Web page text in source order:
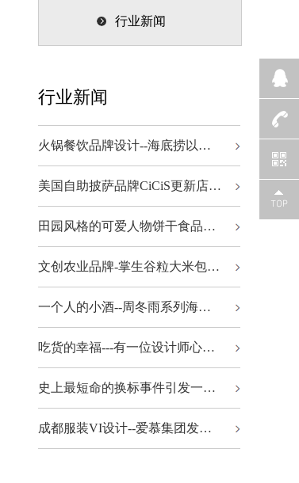
行业新闻
行业新闻
火锅餐饮品牌设计--海底捞以…
美国自助披萨品牌CiCiS更新店…
田园风格的可爱人物饼干食品…
文创农业品牌-掌生谷粒大米包…
一个人的小酒--周冬雨系列海…
吃货的幸福---有一位设计师心…
史上最短命的换标事件引发一…
成都服装VI设计--爱慕集团发…